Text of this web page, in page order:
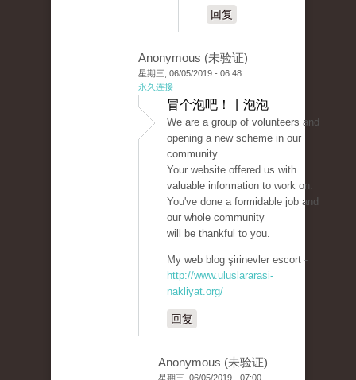
回复
Anonymous (未验证)
星期三, 06/05/2019 - 06:48
永久连接
冒个泡吧！ | 泡泡
We are a group of volunteers and
opening a new scheme in our
community.
Your website offered us with
valuable information to work on.
You've done a formidable job and
our whole community
will be thankful to you.
My web blog şirinevler escort -
http://www.uluslararasi-
nakliyat.org/
回复
Anonymous (未验证)
星期三, 06/05/2019 - 07:00